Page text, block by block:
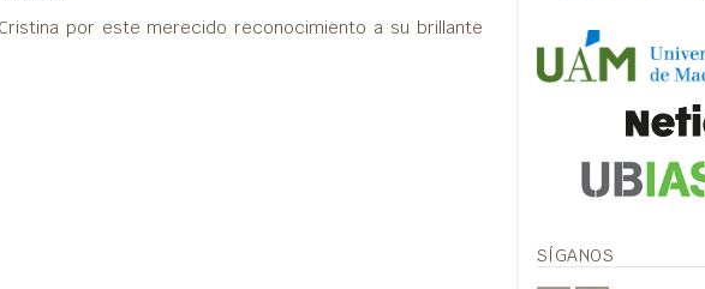
por este merecido reconocimiento a su brillante
SÍGANOS